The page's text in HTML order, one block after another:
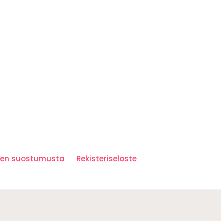
suostumusta Rekisteriseloste